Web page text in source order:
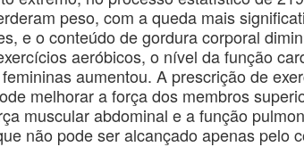
peso, com a queda mais
e o conteúdo de gordura corporal
aeróbicos, o nível da função
aumentou. A prescrição de
melhorar a força dos membros
muscular abdominal e a função
não pode ser alcançado apenas pelo